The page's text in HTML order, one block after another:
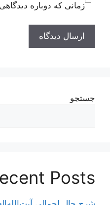
زمانی که دوباره
جستجو
Posts